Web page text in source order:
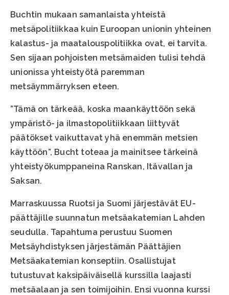
Buchtin mukaan samanlaista yhteistä
metsäpolitiikkaa kuin Euroopan unionin yhteinen
kalastus- ja maatalouspolitiikka ovat, ei tarvita.
Sen sijaan pohjoisten metsämaiden tulisi tehdä
unionissa yhteistyötä paremman
metsäymmärryksen eteen.
”Tämä on tärkeää, koska maankäyttöön sekä
ympäristö- ja ilmastopolitiikkaan liittyvät
päätökset vaikuttavat yhä enemmän metsien
käyttöön”, Bucht toteaa ja mainitsee tärkeinä
yhteistyökumppaneina Ranskan, Itävallan ja
Saksan.
Marraskuussa Ruotsi ja Suomi järjestävät EU-
päättäjille suunnatun metsäakatemian Lahden
seudulla. Tapahtuma perustuu Suomen
Metsäyhdistyksen järjestämän Päättäjien
Metsäakatemian konseptiin. Osallistujat
tutustuvat kaksipäiväisellä kurssilla laajasti
metsäalaan ja sen toimijoihin. Ensi vuonna kurssi